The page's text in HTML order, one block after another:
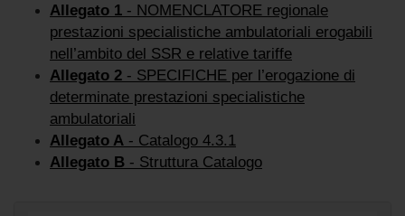
Allegato 1 - NOMENCLATORE regionale
prestazioni specialistiche ambulatoriali erogabili
nell’ambito del SSR e relative tariffe
Allegato 2 - SPECIFICHE per l’erogazione di
determinate prestazioni specialistiche
ambulatoriali
Allegato A - Catalogo 4.3.1
Allegato B - Struttura Catalogo